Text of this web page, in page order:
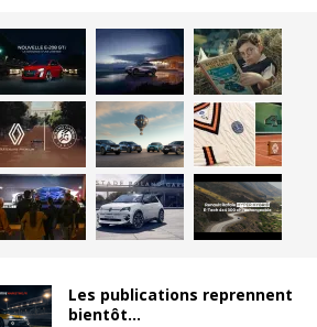
Les publications reprennent
bientôt…